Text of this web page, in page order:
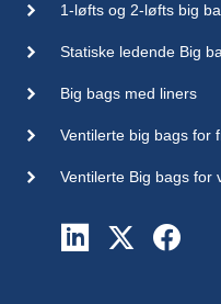
1-løfts og 2-løfts big
Statiske ledende Big
Big bags med liners
Ventilerte big bags for
Ventilerte Big bags for